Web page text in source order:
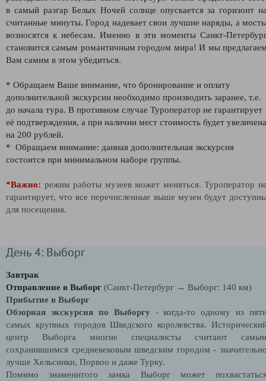
в самый разгар Белых Ночей солнце опускается за горизонт
считанные минуты. Город надевает свои лучшие наряды, а
возносятся к небесам. Именно в эти моменты Санкт-
становится самым романтичным городом мира! И мы
Вам самим в этом убедиться.
* Обращаем Ваше внимание, что бронирование и оплату
дополнительной экскурсии необходимо производить заранее, т.е.
до начала тура. В противном случае Туроператор не гарантирует
её подтверждения, а при наличии мест стоимость будет увеличена
на 200 рублей.
* Обращаем внимание: данная дополнительная экскурсия
состоится при минимальном наборе группы.
*Важно: режим работы музеев может меняться. Туроператор
гарантирует, что все перечисленные выше музеи будут
для посещения.
День 4: Выборг
Завтрак
Отправление в Выборг (Санкт-Петербург → Выборг: 140 км)
Прибытие в Выборг
Обзорная экскурсия по Выборгу - когда-то одному из
самых крупных городов Шведского королевства.
центр Выборга многие специалисты считают
сохранившимся средневековым шведским городом -
лучше Хельсинки, Порвоо и даже Турку.
Помимо знаменитого замка Выборг может